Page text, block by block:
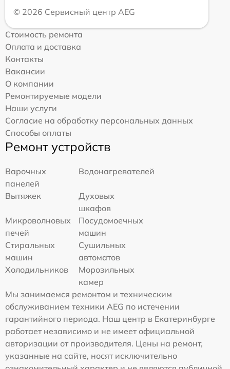
© 2026 Сервисный центр AEG
Стоимость ремонта
Оплата и доставка
Контакты
Вакансии
О компании
Ремонтируемые модели
Наши услуги
Согласие на обработку персональных данных
Способы оплаты
Ремонт устройств
Варочных
панелей
Водонагревателей
Вытяжек
Духовых
шкафов
Микроволновых
печей
Посудомоечных
машин
Стиральных
машин
Сушильных
автоматов
Холодильников
Морозильных
камер
Мы занимаемся ремонтом и техническим
обслуживанием техники AEG по истечении
гарантийного периода. Наш центр в Екатеринбурге
работает независимо и не имеет официальной
авторизации от производителя. Цены на ремонт,
указанные на сайте, носят исключительно